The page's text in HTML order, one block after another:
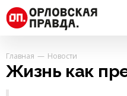
Главная Новости
Жизнь как